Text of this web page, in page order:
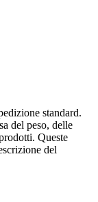
standard.
del peso, delle
Queste
del